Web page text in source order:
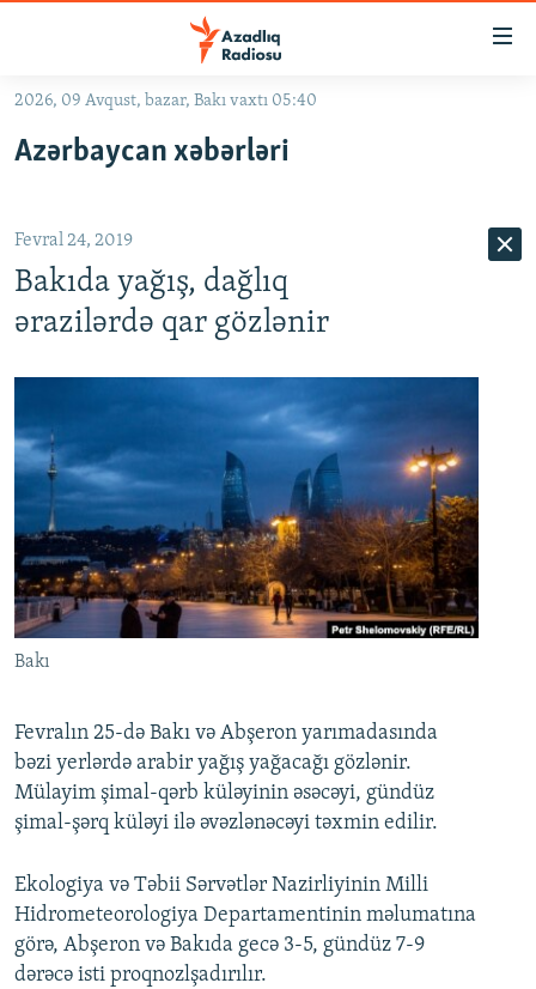
Əsas
qayıt
qayıt
Axtarışa
FƏRQƏ BAX
MULTIMEDIA
VIDEO
FOTOQALEREYA
İNFOQRAFIKA
KARIKATURA
RADIO ARXIV
OXU ZALI
AZƏRBAYCAN ƏDƏBIYYATI KITABXANASI
İSLAM VƏ DEMOKRATIYA
HAQQIMIZDA
MISSIYAMIZ
PEŞƏ ETIKASI VƏ JURNALISTIKA STANDARTLARIMIZ
BIZIMLƏ ƏLAQƏ
XƏBƏR BÜLLETENLƏRIMIZ
BIZI IZLƏ
2026, 09 Avqust, bazar, Bakı vaxtı 05:40
Azərbaycan xəbərləri
Fevral 24, 2019
Bakıda yağış, dağlıq
ərazilərdə qar gözlənir
Bakı
Fevralın 25-də Bakı və Abşeron yarımadasında
bəzi yerlərdə arabir yağış yağacağı gözlənir.
Mülayim şimal-qərb küləyinin əsəcəyi, gündüz
şimal-şərq küləyi ilə əvəzlənəcəyi təxmin edilir.
Ekologiya və Təbii Sərvətlər Nazirliyinin Milli
Hidrometeorologiya Departamentinin məlumatına
görə, Abşeron və Bakıda gecə 3-5, gündüz 7-9
dərəcə isti proqnozlşadırılır.